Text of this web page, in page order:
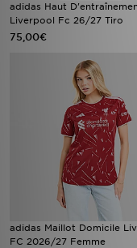
adidas Haut
Liverpool Fc 26/27 Tiro
75,00€
adidas Maillot Domicile
FC 2026/27 Femme